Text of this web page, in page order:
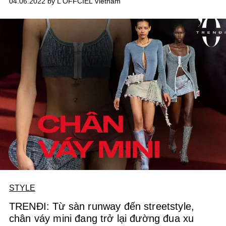
STYLE
TRENĐI: Từ sàn runway đến streetstyle,
chân váy mini đang trở lại đường đua xu